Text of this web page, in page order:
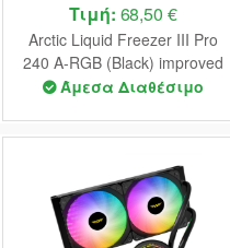
Τιμή: 68,50 €
Arctic Liquid Freezer III Pro
240 A-RGB (Black) improved
AIO CPU Water Cooler
Άμεσα Διαθέσιμο